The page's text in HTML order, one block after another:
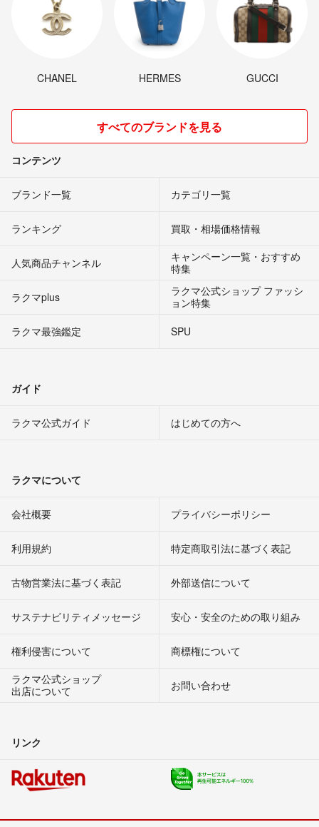
CHANEL HERMES GUCCI
すべてのブランドを見る
コンテンツ
ブランド一覧 カテゴリ一覧
ランキング 買取・相場価格情報
人気商品チャンネル
キャンペーン一覧・おすすめ
特集
ラクマplus
ラクマ公式ショップ ファッシ
ョン特集
ラクマ最強鑑定
SPU
ガイド
ラクマ公式ガイド はじめての方へ
ラクマについて
会社概要 プライバシーポリシー
利用規約 特定商取引法に基づく表記
古物営業法に基づく表記 外部送信について
サステナビリティメッセージ 安心・安全のための取り組み
権利侵害について
商標権について
ラクマ公式ショップ
出店について
お問い合わせ
リンク